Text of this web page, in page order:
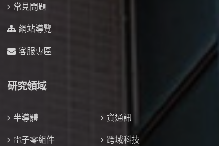
常見問題
網站導覽
客服專區
研究領域
半導體 資通訊
電子零組件 跨域科技